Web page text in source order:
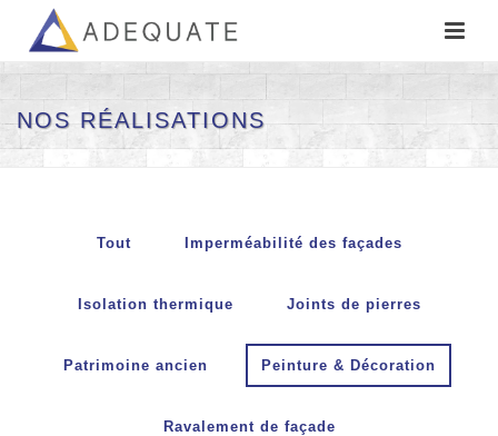
NOS RÉALISATIONS
Tout Imperméabilité des façades
Isolation thermique Joints de pierres
Patrimoine ancien Peinture & Décoration
Ravalement de façade